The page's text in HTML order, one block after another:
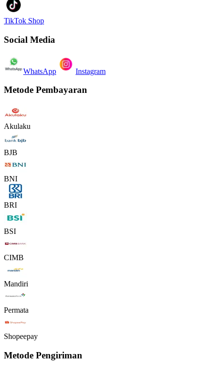
TikTok Shop
Social Media
WhatsApp Instagram
Metode Pembayaran
Akulaku
BJB
BNI
BRI
BSI
CIMB
Mandiri
Permata
Shopeepay
Metode Pengiriman